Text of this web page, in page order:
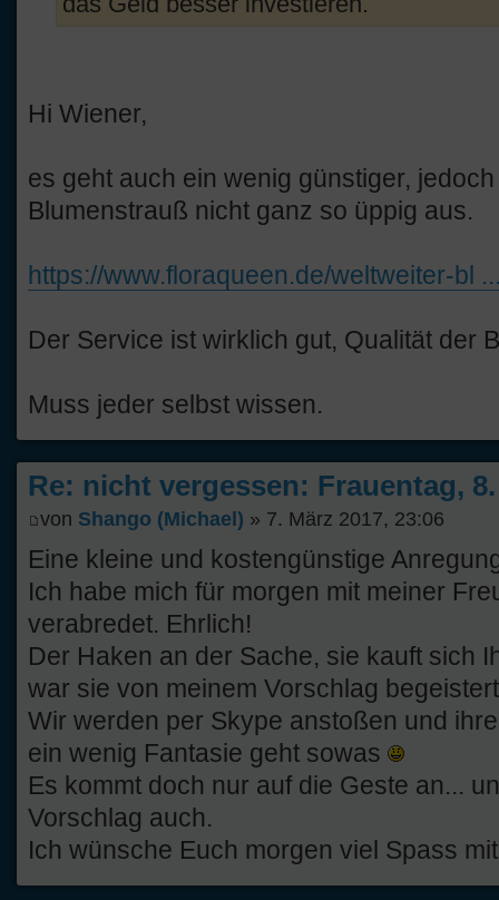
Hi Wiener,
es geht auch ein wenig günstiger,
Blumenstrauß nicht ganz so üppig aus.
https://www.floraqueen.de/weltweiter-bl
Der Service ist wirklich gut, Qualität der
Muss jeder selbst wissen.
Re: nicht vergessen: Frauentag,
von Shango (Michael) » 7. März 2017, 23:06
Eine kleine und kostengünstige
Ich habe mich für morgen mit meiner
verabredet. Ehrlich!
Der Haken an der Sache, sie kauft sich
war sie von meinem Vorschlag
Wir werden per Skype anstoßen und
ein wenig Fantasie geht sowas
Es kommt doch nur auf die Geste an...
Vorschlag auch.
Ich wünsche Euch morgen viel Spass